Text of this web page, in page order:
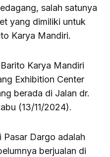
salah satunya
yang dimiliki untuk
Karya Mandiri.
Karya Mandiri
Exhibition Center
berada di Jalan dr.
(13/11/2024).
Pasar Dargo adalah
berjualan di